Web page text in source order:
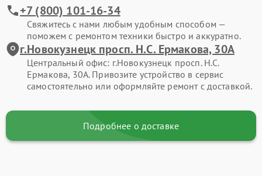
+7 (800) 101-16-34
Свяжитесь с нами любым удобным способом —
поможем с ремонтом техники быстро и аккуратно.
г.Новокузнецк просп. Н.С. Ермакова, 30А
Центральный офис: г.Новокузнецк просп. Н.С.
Ермакова, 30А. Привозите устройство в сервис
самостоятельно или оформляйте ремонт с доставкой.
Подробнее о доставке